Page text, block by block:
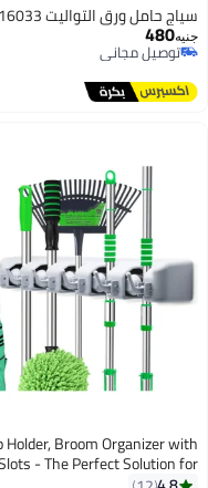
ورق التواليت 16033
مجاني
مجاني
Mop Holder, Broom
5 Slots - The Perfect